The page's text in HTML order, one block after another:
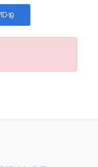
19